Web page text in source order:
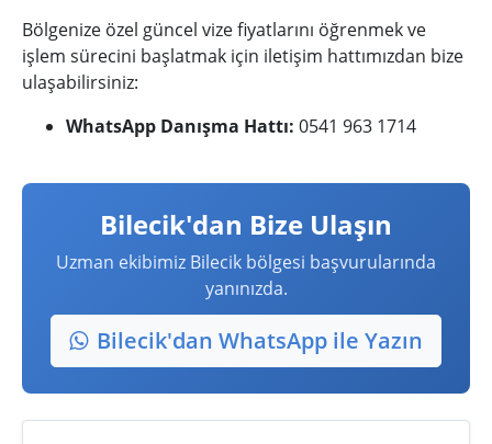
Bölgenize özel güncel vize fiyatlarını öğrenmek ve
işlem sürecini başlatmak için iletişim hattımızdan bize
ulaşabilirsiniz:
WhatsApp Danışma Hattı: 0541 963 1714
Bilecik'dan Bize Ulaşın
Uzman ekibimiz Bilecik bölgesi başvurularında
yanınızda.
Bilecik'dan WhatsApp ile Yazın